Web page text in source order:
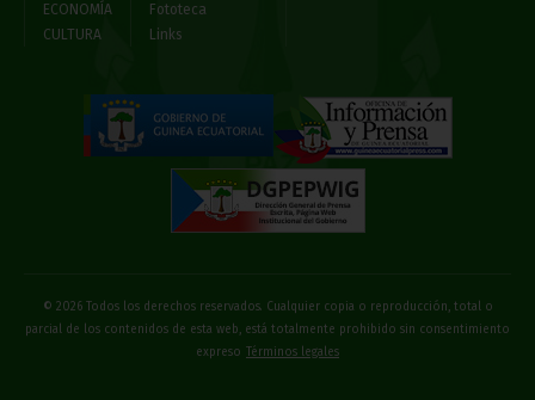
ECONOMÍA
CULTURA
Fototeca
Links
© 2026 Todos los derechos reservados. Cualquier copia o reproducción, total o
parcial de los contenidos de esta web, está totalmente prohibido sin consentimiento
expreso
Términos legales